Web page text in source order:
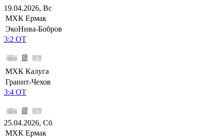
19.04.2026, Вс
МХК Ермак
ЭкоНива-Бобров
3:2 ОТ
МХК Калуга
Гранит-Чехов
3:4 ОТ
25.04.2026, Сб
МХК Ермак